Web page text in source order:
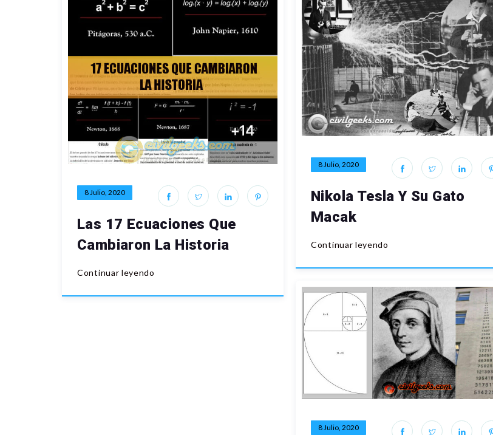
8 Julio, 2020
Las 17 Ecuaciones Que
Cambiaron La Historia
Continuar leyendo
8 Julio, 2020
Nikola Tesla Y Su Gato
Macak
Continuar leyendo
8 Julio, 2020